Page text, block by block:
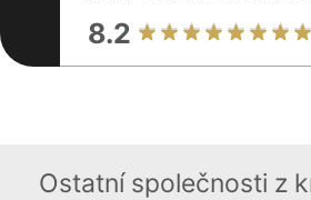
8.2
Ostatní společnosti z